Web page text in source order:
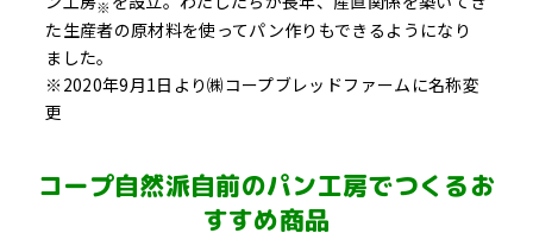
※
た生産者の原材料を使ってパン作りもできるようになり
ました。
※2020年9月1日より㈱コープブレッドファームに名称変
更
コープ自然派自前のパン工房でつくるお
すすめ商品